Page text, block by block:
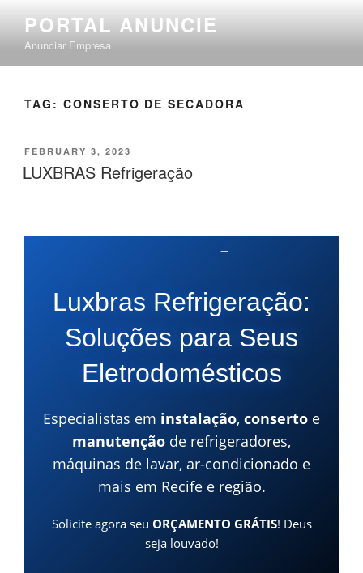
PORTAL ANUNCIE
Anunciar Empresa
TAG: CONSERTO DE SECADORA
FEBRUARY 3, 2023
LUXBRAS Refrigeração
Luxbras Refrigeração:
Soluções para Seus
Eletrodomésticos
Especialistas em instalação, conserto e
manutenção de refrigeradores,
máquinas de lavar, ar-condicionado e
mais em Recife e região.
Solicite agora seu ORÇAMENTO GRÁTIS! Deus
seja louvado!